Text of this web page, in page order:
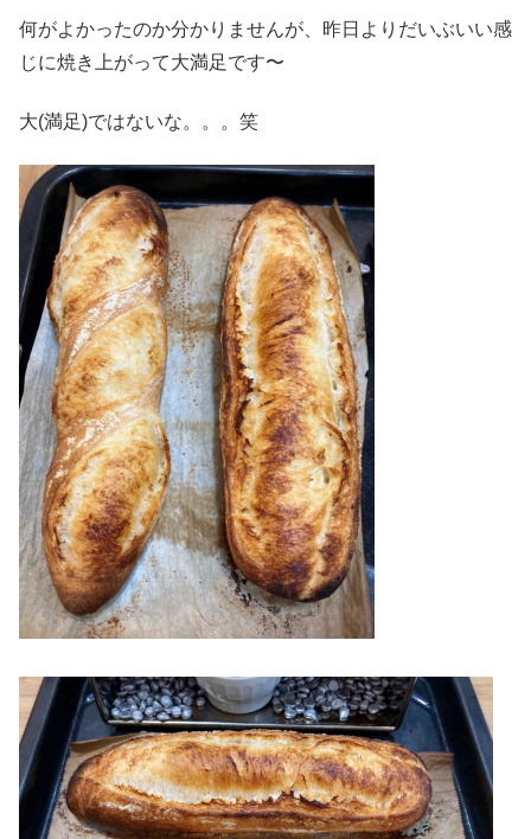
何がよかったのか分かりませんが、昨日よりだいぶいい感
じに焼き上がって大満足です〜
大(満足)ではないな。。。笑